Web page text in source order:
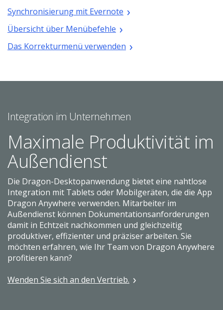
Synchronisierung mit Evernote
Übersicht über Menübefehle
Das Korrekturmenü verwenden
Integration im Unternehmen
Maximale Produktivität im
Außendienst
Die Dragon-Desktopanwendung bietet eine nahtlose
Integration mit Tablets oder Mobilgeräten, die die App
Dragon Anywhere verwenden. Mitarbeiter im
Außendienst können Dokumentationsanforderungen
damit in Echtzeit nachkommen und gleichzeitig
produktiver, effizienter und präziser arbeiten. Sie
möchten erfahren, wie Ihr Team von Dragon Anywhere
profitieren kann?
Wenden Sie sich an den Vertrieb.